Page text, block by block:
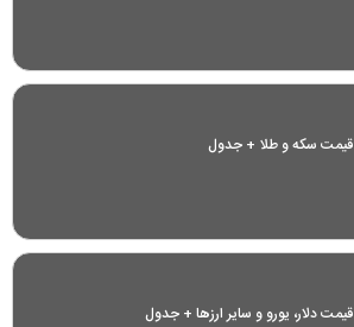
قیمت سکه و طلا + جدول
قیمت دلار، یورو و سایر ارز‌ها + جدول